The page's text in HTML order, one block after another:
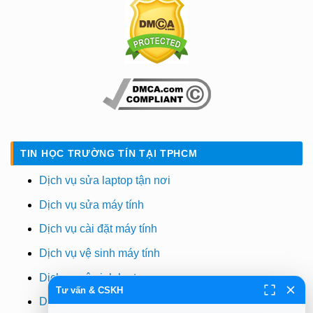
TIN HỌC TRƯỜNG TÍN TẠI TPHCM
Dịch vụ sửa laptop tận nơi
Dịch vụ sửa máy tính
Dịch vụ cài đặt máy tính
Dịch vụ vệ sinh máy tính
Dịch vụ vệ sinh laptop
Dịch vụ cài win
Tư vấn & CSKH